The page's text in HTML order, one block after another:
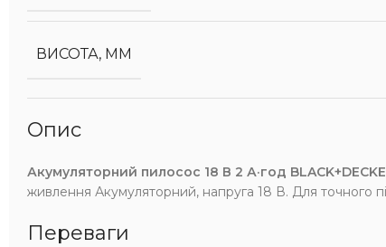
ВИСОТА, ММ
Опис
Акумуляторний пилосос 18 В 2 А·год
живлення Акумуляторний, напруга 18 В. Для точного
Переваги